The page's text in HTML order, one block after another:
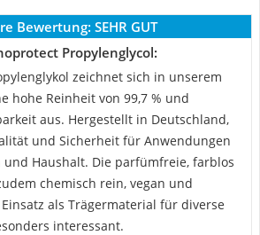
Bewertung: SEHR GUT
Propylenglycol:
zeichnet sich in unserem
hohe Reinheit von 99,7 % und
aus. Hergestellt in Deutschland,
und Sicherheit für Anwendungen
und Haushalt. Die parfümfreie, farblos
chemisch rein, vegan und
als Trägermaterial für diverse
interessant.